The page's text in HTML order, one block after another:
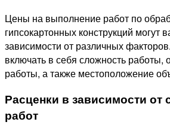
Цены на выполнение работ по
гипсокартонных конструкций могут
зависимости от различных
включать в себя сложность
работы, а также местоположение
Расценки в зависимости от
работ